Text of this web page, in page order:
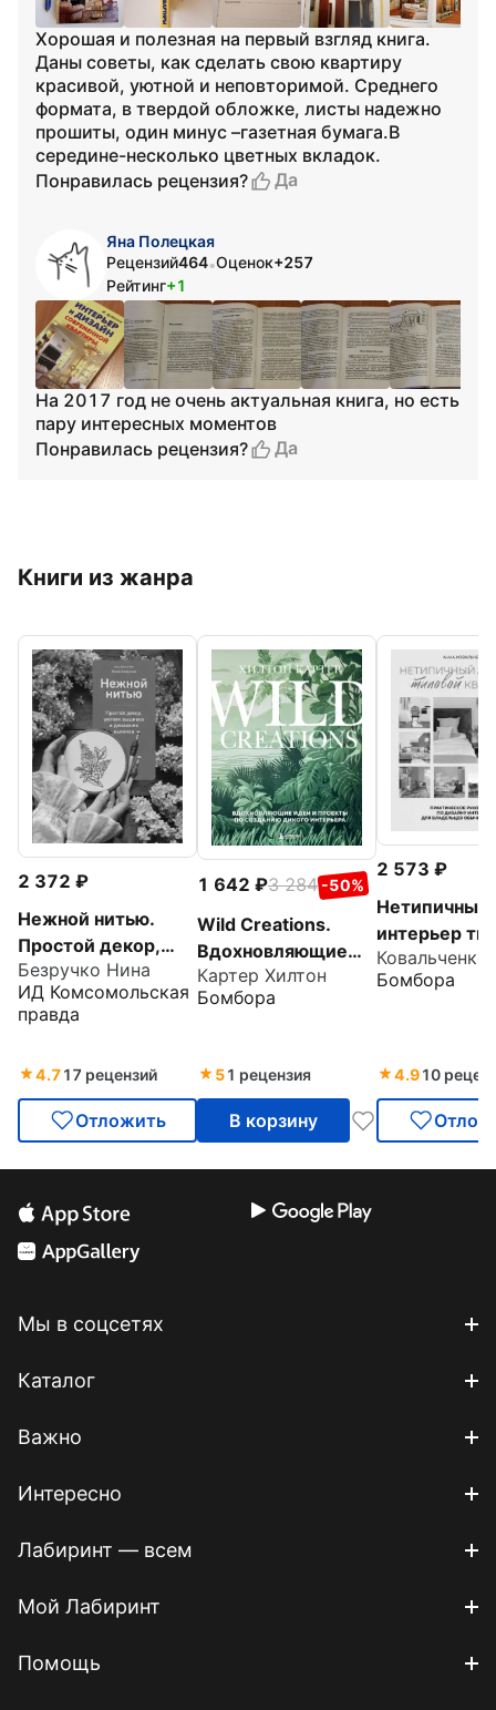
Хорошая и полезная на первый взгляд книга.
Даны советы, как сделать свою квартиру
красивой, уютной и неповторимой. Среднего
формата, в твердой обложке, листы надежно
прошиты, один минус –газетная бумага.В
середине-несколько цветных вкладок.
Понравилась рецензия?
Да
Яна Полецкая
Рецензий464•Оценок+257
Рейтинг+1
На 2017 год не очень актуальная книга, но есть
пару интересных моментов
Понравилась рецензия?
Да
Книги из жанра
2 372
Нежной нитью.
Простой декор,
уютная вышивка и
домашняя выпечка
Безручко Нина
ИД Комсомольская
правда
4.717 рецензий
Отложить
1 642 3 284 -50%
Wild Creations.
Вдохновляющие
идеи и проекты по
созданию дикого
Картер Хилтон
Бомбора
51 рецензия
В корзину
2 573
Нетипичный
интерьер
квартиры.
для
Бомбора
4.910
Мы в соцсетях
Каталог
Важно
Интересно
Лабиринт — всем
Мой Лабиринт
Помощь